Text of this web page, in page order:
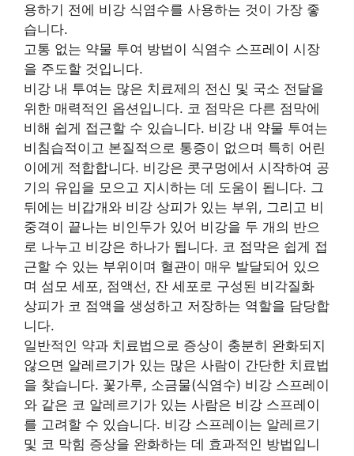
용하기 전에 비강 식염수를 사용하는 것이 가장 좋
습니다.
고통 없는 약물 투여 방법이 식염수 스프레이 시장
을 주도할 것입니다.
비강 내 투여는 많은 치료제의 전신 및 국소 전달을
위한 매력적인 옵션입니다. 코 점막은 다른 점막에
비해 쉽게 접근할 수 있습니다. 비강 내 약물 투여는
비침습적이고 본질적으로 통증이 없으며 특히 어린
이에게 적합합니다. 비강은 콧구멍에서 시작하여 공
기의 유입을 모으고 지시하는 데 도움이 됩니다. 그
뒤에는 비갑개와 비강 상피가 있는 부위, 그리고 비
중격이 끝나는 비인두가 있어 비강을 두 개의 반으
로 나누고 비강은 하나가 됩니다. 코 점막은 쉽게 접
근할 수 있는 부위이며 혈관이 매우 발달되어 있으
며 섬모 세포, 점액선, 잔 세포로 구성된 비각질화
상피가 코 점액을 생성하고 저장하는 역할을 담당합
니다.
일반적인 약과 치료법으로 증상이 충분히 완화되지
않으면 알레르기가 있는 많은 사람이 간단한 치료법
을 찾습니다. 꽃가루, 소금물(식염수) 비강 스프레이
와 같은 코 알레르기가 있는 사람은 비강 스프레이
를 고려할 수 있습니다. 비강 스프레이는 알레르기
및 코 막힘 증상을 완화하는 데 효과적인 방법입니